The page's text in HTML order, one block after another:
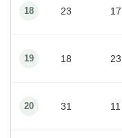
18 23 17
19 18 23
20 31 11